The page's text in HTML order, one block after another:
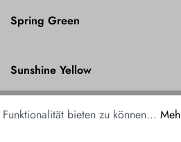
Spring Green
Sunshine Yellow
White bieten zu können...